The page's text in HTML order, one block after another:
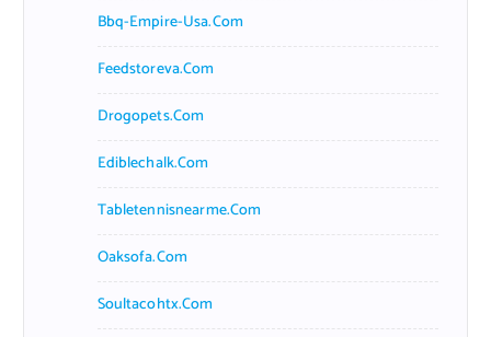
Bbq-Empire-Usa.com
Feedstoreva.com
Drogopets.com
Ediblechalk.com
Tabletennisnearme.com
Oaksofa.com
Soultacohtx.com